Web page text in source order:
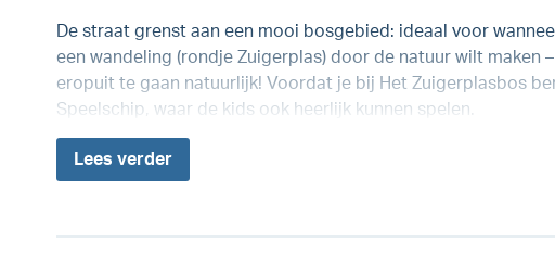
De straat grenst aan een mooi bosgebied: ideaal voor
een wandeling (rondje Zuigerplas) door de natuur wilt maken
eropuit te gaan natuurlijk! Voordat je bij Het Zuigerplasbos
Speelschip, waar de kids ook heerlijk kunnen spelen.
Lees verder